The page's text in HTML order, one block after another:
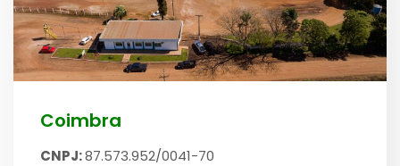
Coimbra
CNPJ:87.573.952/0041-70